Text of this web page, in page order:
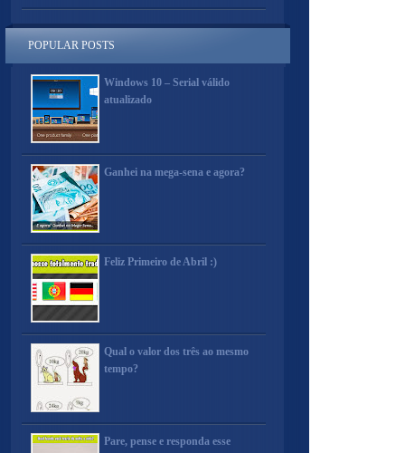
POPULAR POSTS
Windows 10 – Serial válido
atualizado
Ganhei na mega-sena e agora?
Feliz Primeiro de Abril :)
Qual o valor dos três ao mesmo
tempo?
Pare, pense e responda esse